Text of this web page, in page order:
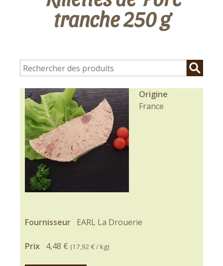
tranche 250 g
Origine
France
Fournisseur EARL La Drouerie
Prix 4,48 € (17,92 €/ kg)